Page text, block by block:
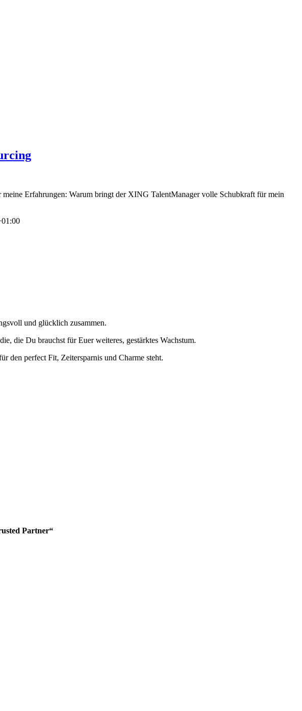
Erfahrungen: Warum bringt der XING TalentManager volle Schubkraft für mein
und glücklich zusammen.
die Du brauchst für Euer weiteres, gestärktes Wachstum.
den perfect Fit, Zeitersparnis und Charme steht.
Partner“